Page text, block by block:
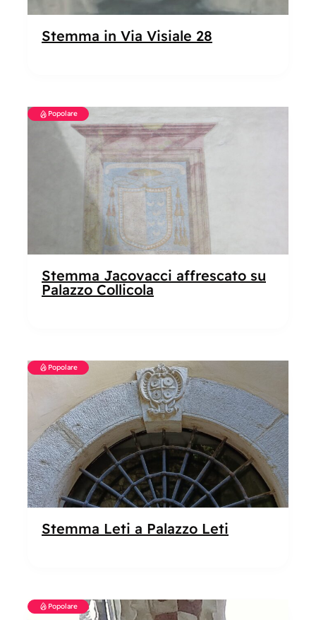
Stemma in Via Visiale 28
Popolare
Stemma Jacovacci affrescato su
Palazzo Collicola
Popolare
Stemma Leti a Palazzo Leti
Popolare